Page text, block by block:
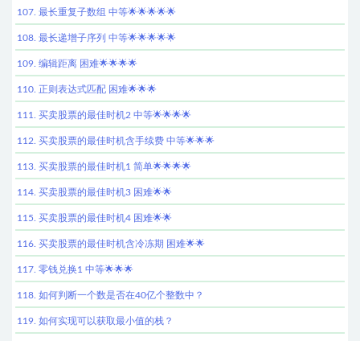
107. 最长重复子数组 中等🌟🌟🌟🌟🌟
108. 最长递增子序列 中等🌟🌟🌟🌟🌟
109. 编辑距离 困难🌟🌟🌟🌟
110. 正则表达式匹配 困难🌟🌟🌟
111. 买卖股票的最佳时机2 中等🌟🌟🌟🌟
112. 买卖股票的最佳时机含手续费 中等🌟🌟🌟
113. 买卖股票的最佳时机1 简单🌟🌟🌟🌟
114. 买卖股票的最佳时机3 困难🌟🌟
115. 买卖股票的最佳时机4 困难🌟🌟
116. 买卖股票的最佳时机含冷冻期 困难🌟🌟
117. 零钱兑换1 中等🌟🌟🌟
118. 如何判断一个数是否在40亿个整数中？
119. 如何实现可以获取最小值的栈？